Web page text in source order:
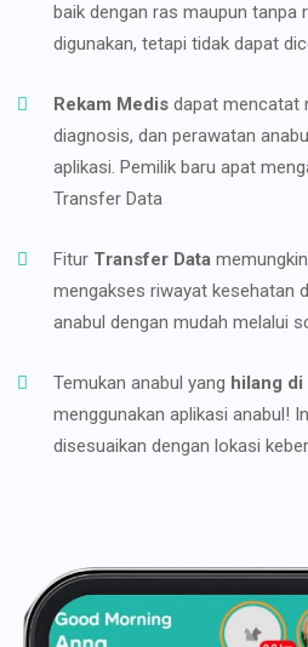
baik dengan ras maupun tanpa
digunakan, tetapi tidak dapat
Rekam Medis dapat mencatat
diagnosis, dan perawatan
aplikasi. Pemilik baru apat
Transfer Data
Fitur Transfer Data
mengakses riwayat kesehatan
anabul dengan mudah melalui
Temukan anabul yang hilang
menggunakan aplikasi anabul!
disesuaikan dengan lokasi